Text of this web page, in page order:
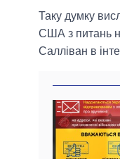
Таку думку
США з питань
Салліван в